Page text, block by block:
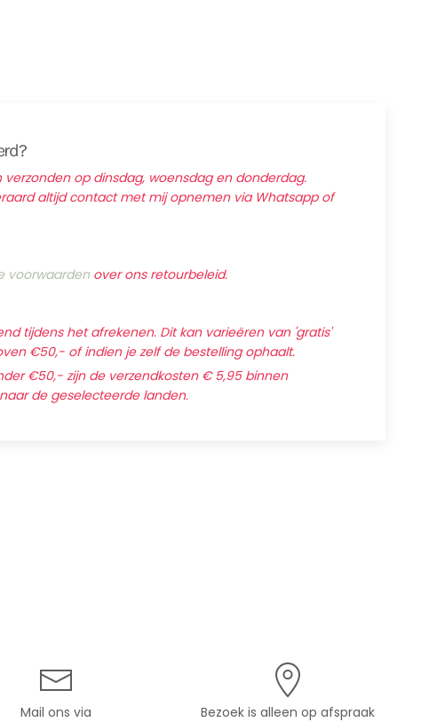
verzonden op dinsdag, woensdag en donderdag.
altijd contact met mij opnemen via Whatsapp of
voorwaarden over ons retourbeleid.
tijdens het afrekenen. Dit kan varieëren van 'gratis'
€50,- of indien je zelf de bestelling ophaalt.
€50,- zijn de verzendkosten € 5,95 binnen
de geselecteerde landen.
Mail ons via
Bezoek is alleen op afspraak